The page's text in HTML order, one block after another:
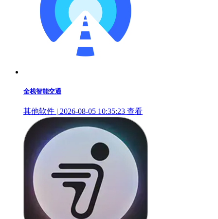
全栈智能交通
其他软件 | 2026-08-05 10:35:23 查看